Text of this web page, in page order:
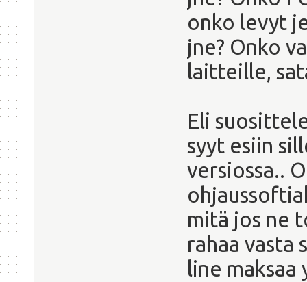
onko levyt
jne? Onko
laitteille,
Eli
syyt esiin
versiossa..
mitä jos ne
rahaa vasta
line maksaa